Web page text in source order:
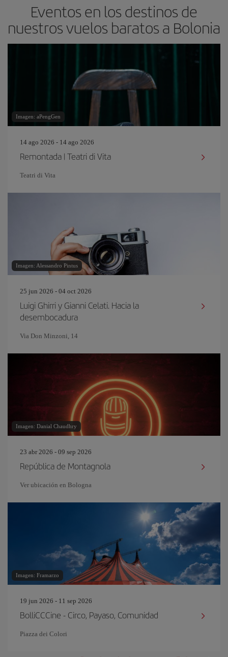
Eventos en los destinos de
nuestros vuelos baratos a Bolonia
Imagen: aPengGen
14 ago 2026 - 14 ago 2026
Remontada | Teatri di Vita
Teatri di Vita
Imagen: Alessandro Pintus
25 jun 2026 - 04 oct 2026
Luigi Ghirri y Gianni Celati. Hacia la
desembocadura
Via Don Minzoni, 14
Imagen: Danial Chaudhry
23 abr 2026 - 09 sep 2026
República de Montagnola
Ver ubicación en Bologna
Imagen: Framarzo
19 jun 2026 - 11 sep 2026
BolliCCCine - Circo, Payaso, Comunidad
Piazza dei Colori